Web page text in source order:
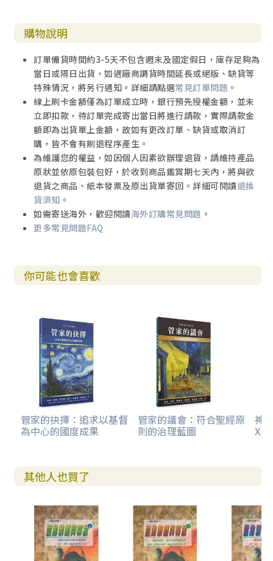
購物說明
訂單備貨時間約3-5天不包含週末及國定假日，庫存足夠為
當日或隔日出貨，如遇廠商調貨時間延長或絕版、缺貨等
特殊情況，將另行通知。詳細請點選常見訂單問題 。
線上刷卡金額僅為訂單成立時，銀行預先授權金額，並未
立即扣款，待訂單完成寄出當日將進行請款，實際請款金
額即為出貨單上金額，故如有更改訂單、缺貨或取消訂
購，皆不會有刷退程序產生。
為維護您的權益，如因個人因素欲辦理退貨，請維持產品
原狀並依原包裝包好，於收到商品鑑賞期七天內，將與欲
退貨之商品、紙本發票及原出貨單寄回。詳細可閱讀退換
貨須知 。
如需寄送海外，歡迎閱讀海外訂購常見問題 。
更多常見問題FAQ
你可能也會喜歡
管家的抉擇：追求以基督
為中心的國度成果
管家的議會：符合聖經原
則的治理藍圖
神
X
其他人也買了